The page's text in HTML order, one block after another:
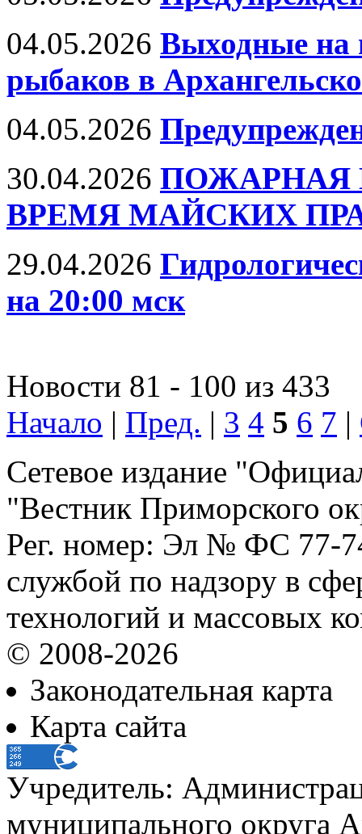
04.05.2026 Выходные на
рыбаков в
04.05.2026
30.04.2026 ПОЖАРНАЯ
ВРЕМЯ МАЙСКИХ
29.04.2026
на 20:00 мск
Новости 81 - 100 из 433
Начало | Пред. | 3 4 5 6 7 |
Сетевое издание
"Вестник Приморского
Рег. номер: Эл № ФС 77-
службой по надзору в
технологий и массовых
© 2008-2026
Законодательная карта
Карта сайта
Учредитель:
муниципального округа